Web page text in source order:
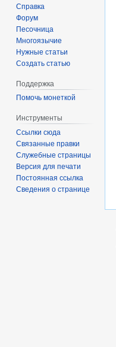
Справка
Форум
Песочница
Многоязычие
Нужные статьи
Создать статью
Поддержка
Помочь монеткой
Инструменты
Ссылки сюда
Связанные правки
Служебные страницы
Версия для печати
Постоянная ссылка
Сведения о странице